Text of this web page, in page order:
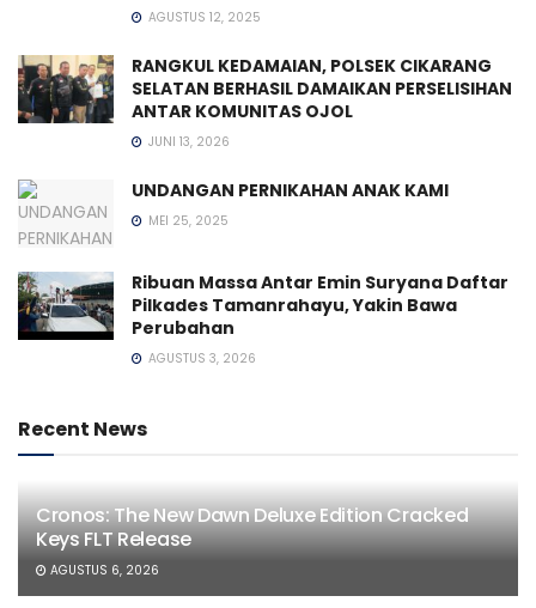
AGUSTUS 12, 2025
RANGKUL KEDAMAIAN, POLSEK CIKARANG
SELATAN BERHASIL DAMAIKAN PERSELISIHAN
ANTAR KOMUNITAS OJOL
JUNI 13, 2026
UNDANGAN PERNIKAHAN ANAK KAMI
MEI 25, 2025
Ribuan Massa Antar Emin Suryana Daftar
Pilkades Tamanrahayu, Yakin Bawa
Perubahan
AGUSTUS 3, 2026
Recent News
Cronos: The New Dawn Deluxe Edition Cracked
Keys FLT Release
AGUSTUS 6, 2026